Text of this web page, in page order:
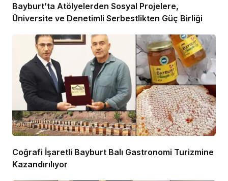
Bayburt’ta Atölyelerden Sosyal Projelere,
Üniversite ve Denetimli Serbestlikten Güç Birliği
Coğrafi İşaretli Bayburt Balı Gastronomi Turizmine
Kazandırılıyor